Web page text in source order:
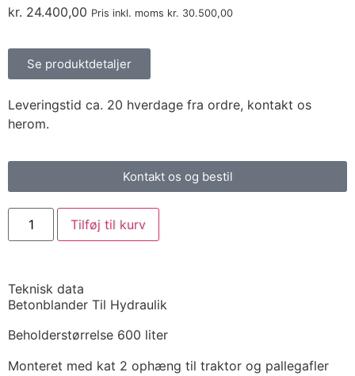
kr. 24.400,00 Pris inkl. moms kr. 30.500,00
Se produktdetaljer
Leveringstid ca. 20 hverdage fra ordre, kontakt os
herom.
Kontakt os og bestil
Tilføj til kurv
Teknisk data
Betonblander Til Hydraulik
Beholderstørrelse 600 liter
Monteret med kat 2 ophæng til traktor og pallegafler